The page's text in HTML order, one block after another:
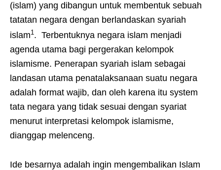
(islam) yang dibangun untuk membentuk sebuah
tatatan negara dengan berlandaskan syariah
islam1. Terbentuknya negara islam menjadi
agenda utama bagi pergerakan kelompok
islamisme. Penerapan syariah islam sebagai
landasan utama penatalaksanaan suatu negara
adalah format wajib, dan oleh karena itu system
tata negara yang tidak sesuai dengan syariat
menurut interpretasi kelompok islamisme,
dianggap melenceng.
Ide besarnya adalah ingin mengembalikan Islam